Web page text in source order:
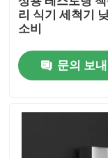
홈
리 식기 세척기
소비
문의 보